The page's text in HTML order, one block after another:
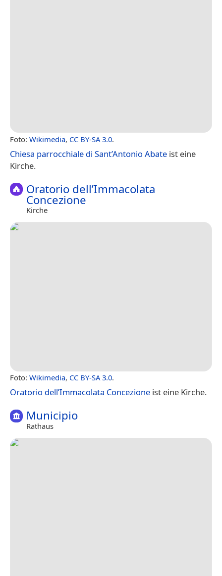
Foto: Wikimedia, CC BY-SA 3.0.
Chiesa parrocchiale di Sant’Antonio Abate ist eine
Kirche.
Oratorio dell’Immacolata
Concezione
Kirche
Foto: Wikimedia, CC BY-SA 3.0.
Oratorio dell’Immacolata Concezione ist eine Kirche.
Municipio
Rathaus